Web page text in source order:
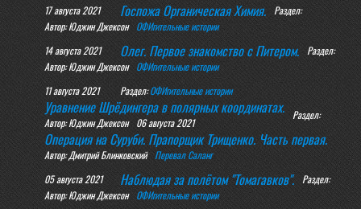
17 августа 2021
Госпожа Органическая Химия.
Автор: Юджин Джексон
Раздел:
ОФИгительные истории
14 августа 2021
Олег. Первое знакомство с Питером.
Автор: Юджин Джексон
Раздел:
ОФИгительные истории
11 августа 2021
Уравнение Шрёдингера в полярных координатах.
Автор: Юджин Джексон
Раздел:ОФИгительные истории
06 августа 2021
Операция на Суруби. Прапорщик Трищенко. Часть первая.
Автор: Дмитрий Блинковский
Раздел:
Перевал Саланг
05 августа 2021
Наблюдая за полётом "Томагавков".
Автор: Юджин Джексон
Раздел:
ОФИгительные истории